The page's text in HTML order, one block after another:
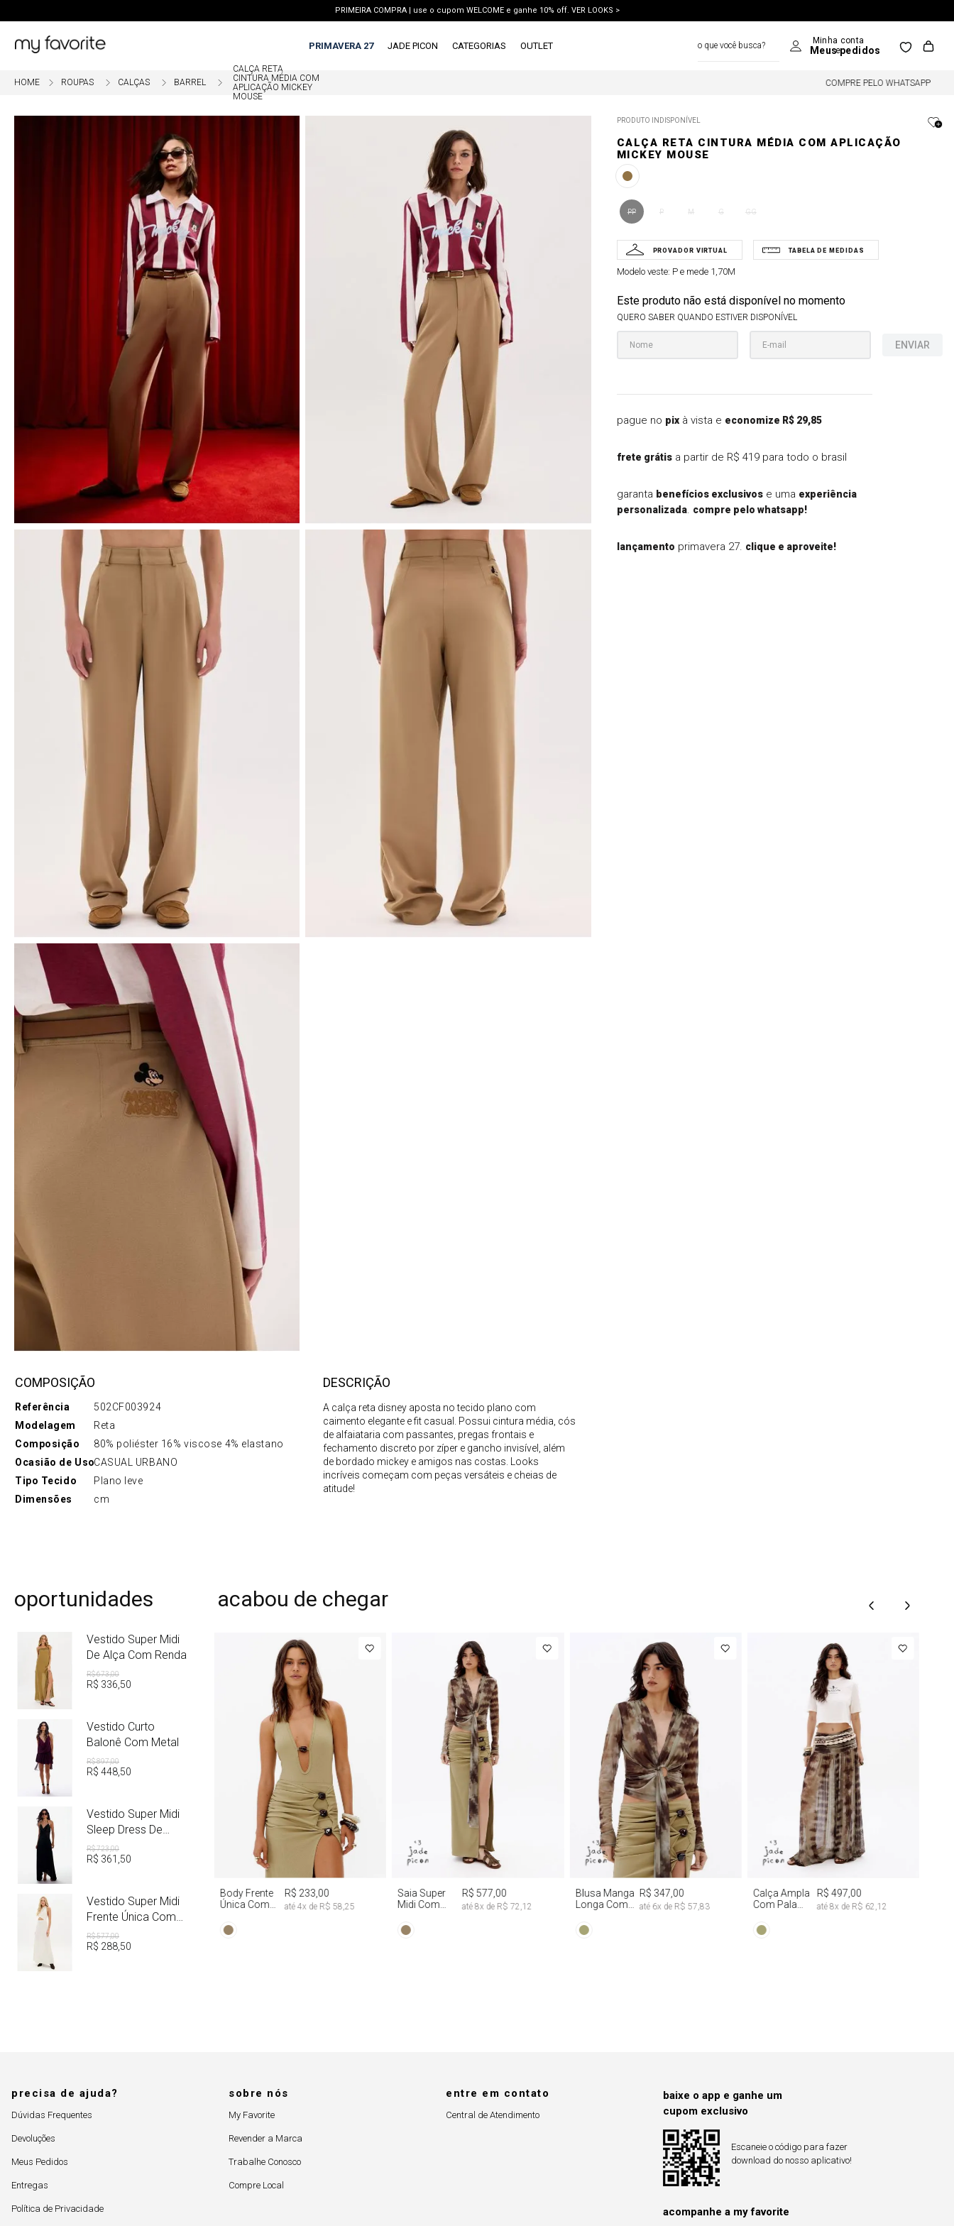
PRIMEIRA COMPRA | use o cupom WELCOME e ganhe 10% off. VER LOOKS >
PRIMAVERA 27 JADE PICON CATEGORIAS OUTLET
ROUPAS CALÇAS BARREL
CALÇA RETA
CINTURA MÉDIA COM
APLICAÇÃO MICKEY
MOUSE
5% OFF EM COMPRAS COM PIX COMPRE PELO WHATSAPP
COMPOSIÇÃO
Referência
502CF003924
Modelagem
Reta
Composição
80% poliéster 16% viscose 4% elastano
Ocasião de UsoCASUAL URBANO
Tipo Tecido
Plano leve
Dimensões
cm
DESCRIÇÃO
A calça reta disney aposta no tecido plano com
caimento elegante e fit casual. Possui cintura média, cós
de alfaiataria com passantes, pregas frontais e
fechamento discreto por zíper e gancho invisível, além
de bordado mickey e amigos nas costas. Looks
incríveis começam com peças versáteis e cheias de
atitude!
PRODUTO INDISPONÍVEL
CALÇA RETA CINTURA MÉDIA COM APLICAÇÃO
MICKEY MOUSE
PP P M G GG
Modelo veste: P e mede 1,70M
Este produto não está disponível no momento
QUERO SABER QUANDO ESTIVER DISPONÍVEL
ENVIAR
pague no pixà vista e economize R$ 29,85
frete grátisa partir de R$ 419 para todo o brasil
garanta benefícios exclusivose uma experiência
personalizada. compre pelo whatsapp!
lançamento primavera 27. clique e aproveite!
oportunidades
Vestido Super Midi
De Alça Com Renda
R$673,00
R$ 336 50
Vestido Curto
Balonê Com Metal
R$897,00
R$ 448, 50
Vestido Super Midi
Sleep Dress De
Cetim Com Metal
R$723,00
R$ 361 50
Vestido Super Midi
Frente Única Com
Linho
R$577,00
R$ 288, 50
acabou de chegar
Body Frente
Única Com
R$ 233,00
até 4x de R$ 58,25
PP M
Saia Super
Midi Com
Lateral
R$ 577,00
até 8x de R$ 72,12
PP M G
Blusa Manga
Longa Com
Dye
R$ 347,00
até 6x de R$ 57,83
M G
Calça Ampla
Com Pala
Dye
R$ 497,00
até8x deR$ 62,12
precisa de ajuda?
Dúvidas Frequentes
Devoluções
Meus Pedidos
Entregas
Política de Privacidade
sobre nós
My Favorite
Revender a Marca
Trabalhe Conosco
Compre Local
entre em contato
Central de Atendimento
baixe o app e ganhe um
cupom exclusivo
Escaneie o código para fazer
download do nosso aplicativo!
acompanhe a my favorite
calca jeans
calca
saia
short
conjunto
jaqueta
blazer
macacao